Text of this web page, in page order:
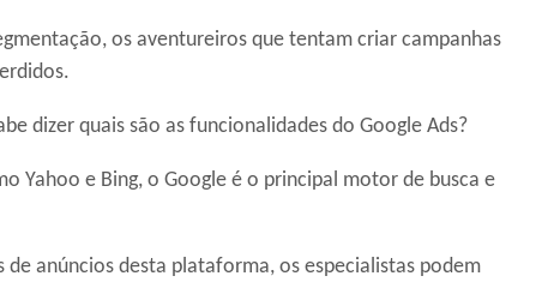
os aventureiros que tentam criar campanhas
dizer quais são as funcionalidades do Google Ads?
Yahoo e Bing, o Google é o principal motor de busca e
anúncios desta plataforma, os especialistas podem